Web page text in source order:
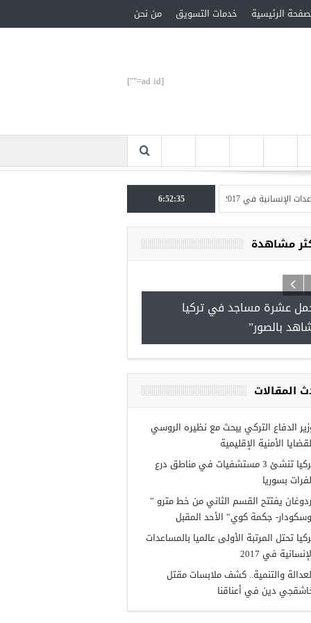
الرئيسية خدمات التسويق من نحن
[ad id=""]
في 2017 العدالة والتنمية.. كشف ملابسات مقتل خاشقجي دين في
6:52:36
مشاهدة
عشرة مساجد في تركيا
بالصور”
المقالات
الدفاع التركي يبحث مع نظيره الروسي
الأمنية الإقليمية
تركيا تنشئ 3 مستشفيات في مناطق درع
بسوريا
يفتتح القسم الثاني من خط مترو ”
جكمة كوي” الأحد المقبل
تحتل المرتبة الأولى عالميا بالمساعدات
في 2017
والتنمية.. كشف ملابسات مقتل
دين في أعناقنا